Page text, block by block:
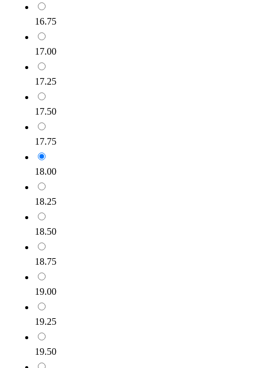
16.75
17.00
17.25
17.50
17.75
18.00
18.25
18.50
18.75
19.00
19.25
19.50